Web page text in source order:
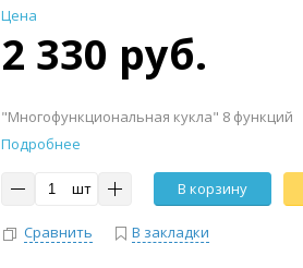
Цена
2 330 руб.
"Многофункциональная кукла" 8 функций
Подробнее
шт В корзину
Сравнить В закладки